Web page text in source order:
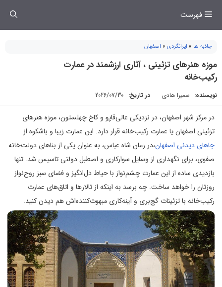
فهرست
جاذبه ها » ایرانگردی » اصفهان
موزه هنرهای تزئینی ، آثاری ارزشمند در عمارت
رکیب‌خانه
نویسنده: سمیرا هادی در تاریخ: 2026/07/30
در مرکز شهر اصفهان، در نزدیکی عالی‌قاپو و کاخ چهلستون، موزه هنرهای
تزئینی اصفهان یا عمارت رکیب‌خانه قرار دارد. این عمارت زیبا و باشکوه از
جاهای دیدنی اصفهان،در زمان شاه عباس، به عنوان یکی از بناهای دولت‌خانه
صفوی، برای نگهداری از وسایل سوارکاری و اصطبل دولتی تاسیس شد. تنها
بازدیدی ساده از این عمارت چشم‌نواز با حیاط دل‌انگیز و فضای سبز روح‌نواز
روزتان را خواهد ساخت. چه برسد به اینکه از تالارها و اتاق‌های عمارت
رکیب‌خانه با تزئینات گچ‌بری و آینه‌‌کاری مبهوت‌کننده‌اش هم دیدن کنید.